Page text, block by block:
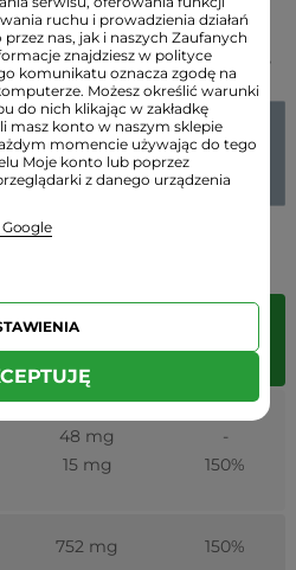
a każdy z nich cechuje
składu i bezpieczeństwo.
1 porcja
(0,8 g)
48 mg
15 mg
-
150%
752 mg 150%
ruchu i prowadzienia działań
nas, jak i naszych Zaufanych
znajdziesz w polityce
komunikatu oznacza zgodę na
Możesz określić warunki
do nich klikając w zakładkę
masz konto w naszym sklepie
momencie używając do tego
Moje konto lub poprzez
z danego urządzenia